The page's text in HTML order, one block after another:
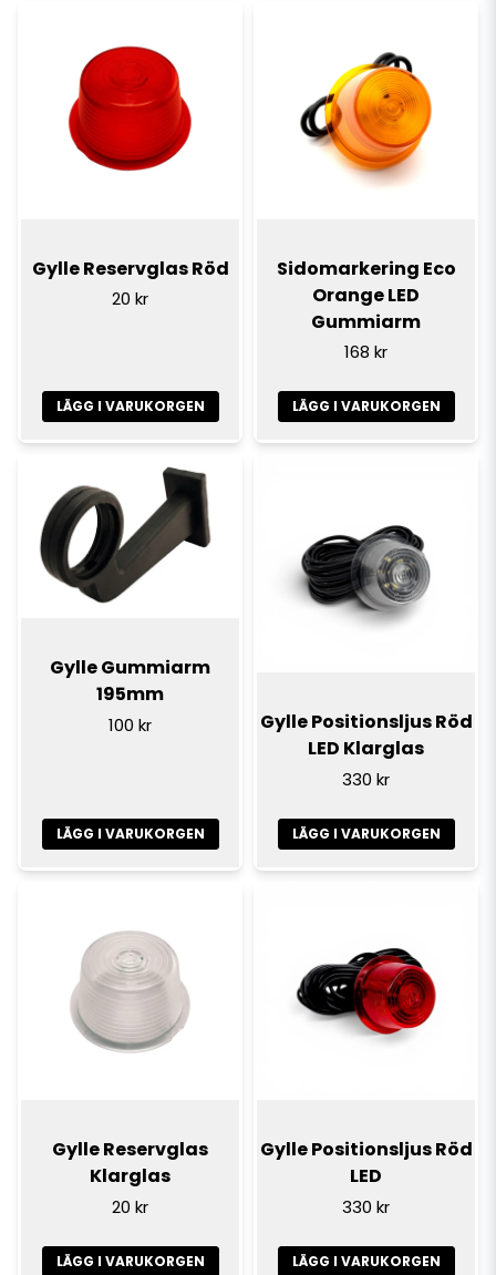
Gylle Reservglas Röd
20 kr
LÄGG I VARUKORGEN
Sidomarkering Eco
Orange LED
Gummiarm
168 kr
LÄGG I VARUKORGEN
Gylle Gummiarm
195mm
100 kr
LÄGG I VARUKORGEN
Gylle Positionsljus Röd
LED Klarglas
330 kr
LÄGG I VARUKORGEN
Gylle Reservglas
Klarglas
20 kr
LÄGG I VARUKORGEN
Gylle Positionsljus Röd
LED
330 kr
LÄGG I VARUKORGEN